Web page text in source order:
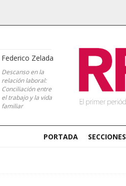
Federico Zelada
Descanso en la
relación laboral:
Conciliación entre
el trabajo y la vida
familiar
PORTADA SECCIONES